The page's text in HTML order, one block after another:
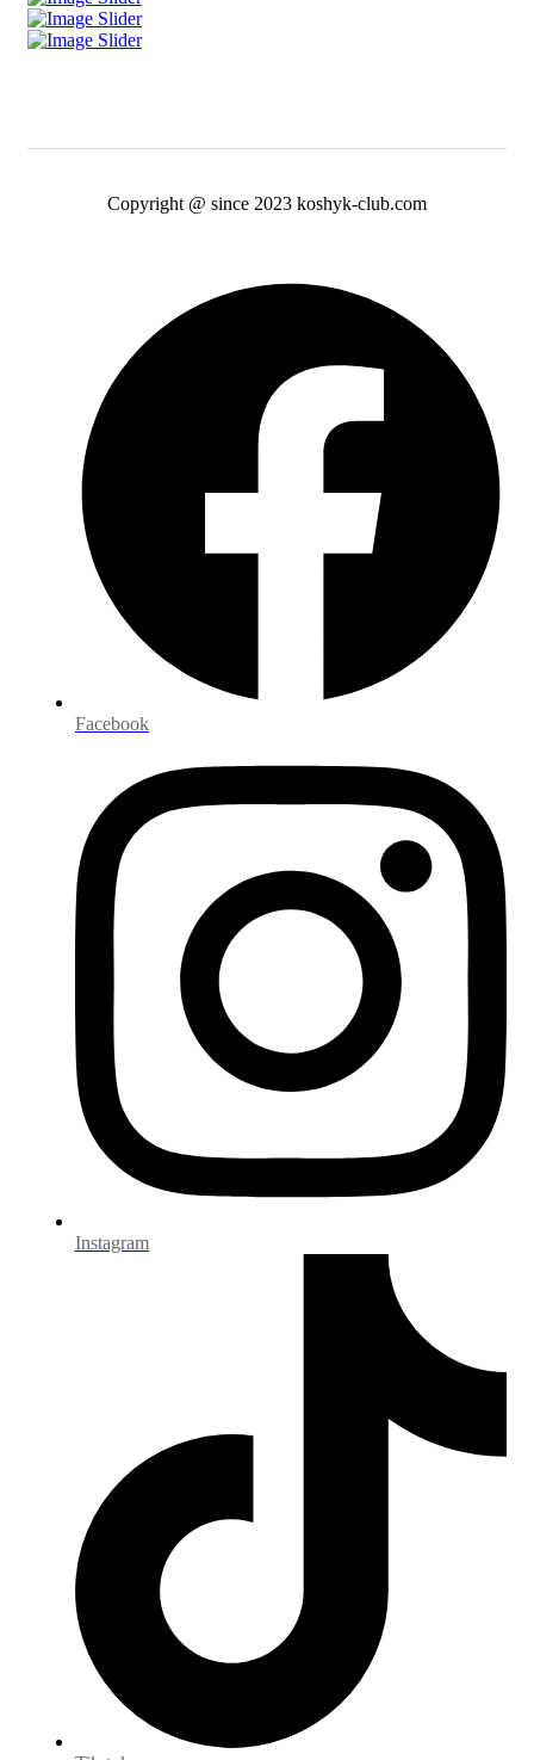
Copyright @ since 2023 koshyk-club.com
Facebook
Instagram